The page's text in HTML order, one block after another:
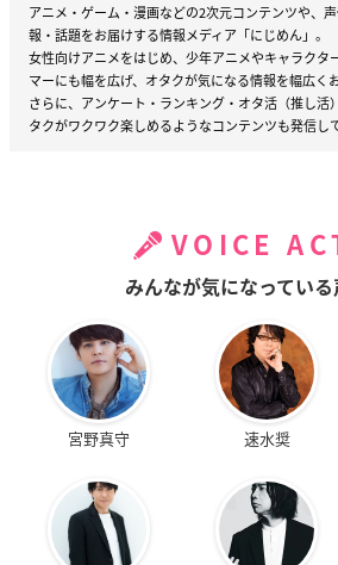
アニメ・ゲーム・漫画などの2次元コンテンツや、
報・話題をお届けする情報メディア「にじめん」。
女性向けアニメをはじめ、少年アニメやキャラクタ
マーにも幅を広げ、オタクが気になる情報を幅広く
さらに、アンケート・ランキング・オタ活（推し活
タクがワクワク楽しめるようなコンテンツも発信し
VOICE
みんなが気になっている
宮野真守 速水奨